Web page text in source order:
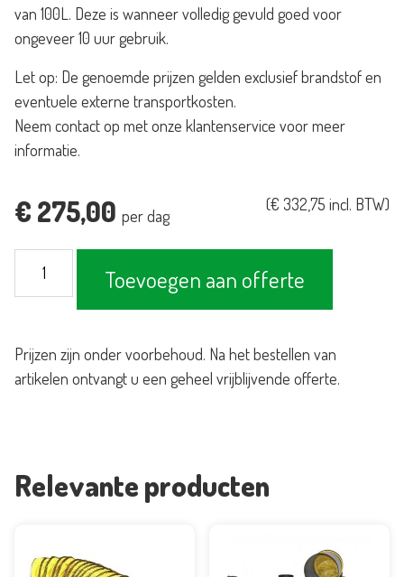
van 100L. Deze is wanneer volledig gevuld goed voor
ongeveer 10 uur gebruik.
Let op: De genoemde prijzen gelden exclusief brandstof en
eventuele externe transportkosten.
Neem contact op met onze klantenservice voor meer
informatie.
€ 275,00 per dag
(€ 332,75 incl. BTW)
Toevoegen aan offerte
Prijzen zijn onder voorbehoud. Na het bestellen van
artikelen ontvangt u een geheel vrijblijvende offerte.
Relevante producten